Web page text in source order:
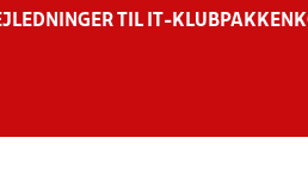
TIL IT-KLUBPAKKEN